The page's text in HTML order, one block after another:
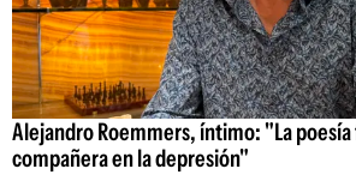
Alejandro Roemmers, íntimo: "La
compañera en la depresión"